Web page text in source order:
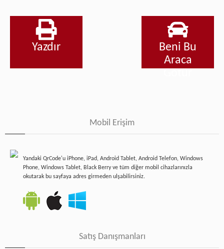
Beni Bu
Araca
Yazdır
Mobil Erişim
Yandaki QrCode'u iPhone, iPad, Android Tablet, Android Telefon, Windows
Phone, Windows Tablet, Black Berry ve tüm diğer mobil cihazlarınızla
okutarak bu sayfaya adres girmeden ulşabilirsiniz.
Satış Danışmanları